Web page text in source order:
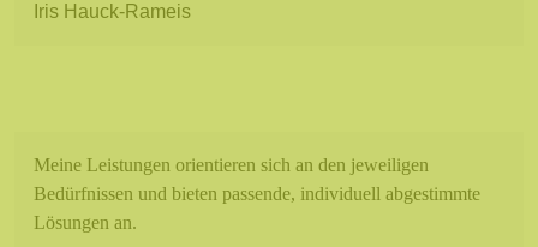
Iris Hauck-Rameis
Was ich anbiete
Meine Leistungen orientieren sich an den jeweiligen
Bedürfnissen und bieten passende, individuell abgestimmte
Lösungen an.